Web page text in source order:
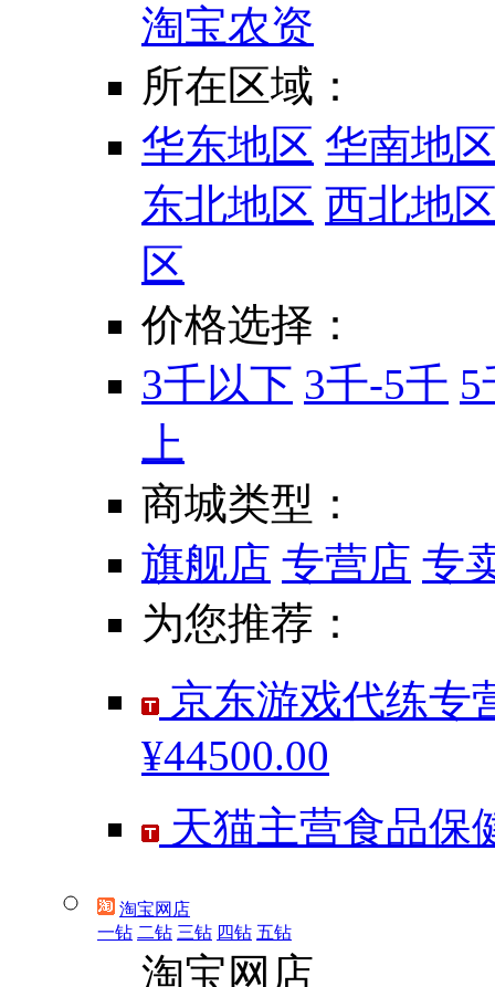
淘宝农资
所在区域：
华东地区 华南地
东北地区 西北地
区
价格选择：
3千以下 3千-5千 5
上
商城类型：
旗舰店 专营店 专
为您推荐：
京东游戏代练专
¥44500.00
天猫主营食品保
淘宝网店
一钻 二钻 三钻 四钻 五钻
淘宝网店